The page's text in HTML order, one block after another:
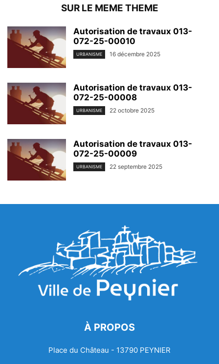
SUR LE MEME THEME
Autorisation de travaux 013-
072-25-00010
URBANISME 16 décembre 2025
Autorisation de travaux 013-
072-25-00008
URBANISME 22 octobre 2025
Autorisation de travaux 013-
072-25-00009
URBANISME 22 septembre 2025
À PROPOS
Place du Château - 13790 PEYNIER